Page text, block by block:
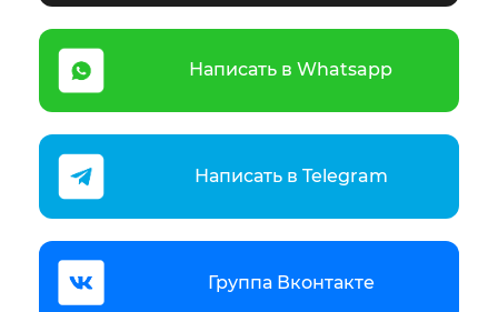
Написать в Whatsapp
Написать в Telegram
Группа Вконтакте